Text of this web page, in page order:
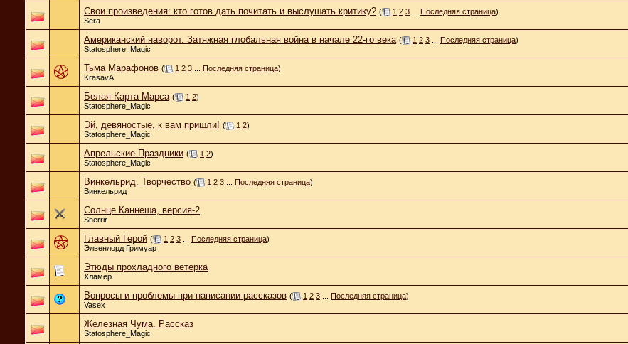
Свои произведения: кто готов дать почитать и выслушать критику? ( 1 2 3 Последняя страница)
Sera
Американский наворот. Затяжная глобальная война в начале 22-го века ( 1 2 3 Последняя страница)
Statosphere_Magic
Тьма Марафонов ( 1 2 3 Последняя страница)
KrasavA
Белая Карта Марса ( 1 2)
Statosphere_Magic
Эй, девяностые, к вам пришли! ( 1 2)
Statosphere_Magic
Апрельские Праздники ( 1 2)
Statosphere_Magic
Винкельрид. Творчество ( 1 2 3 Последняя страница)
Винкельрид
Солнце Каннеша, версия-2
Snerrir
Главный Герой ( 1 2 3 Последняя страница)
Элвенлорд Гримуар
Этюды прохладного ветерка
Хламер
Вопросы и проблемы при написании рассказов ( 1 2 3 Последняя страница)
Vasex
Железная Чума. Рассказ
Statosphere_Magic